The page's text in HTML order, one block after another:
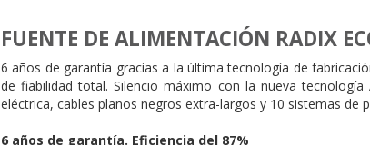
FUENTE DE ALIMENTACIÓN RADIX
6 años de garantía gracias a la última tecnología de
de fiabilidad total. Silencio máximo con la nueva
eléctrica, cables planos negros extra-largos y 10 sistemas de
6 años de garantía. Eficiencia del 87%